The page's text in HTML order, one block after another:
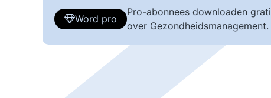
Word pro
Pro-abonnees downloaden
over Gezondheidsmanagement.